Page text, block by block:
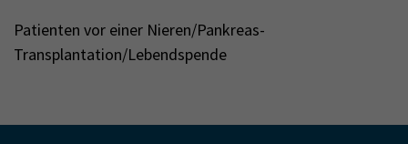
Patienten vor einer Nieren/Pankreas-
Transplantation/Lebendspende